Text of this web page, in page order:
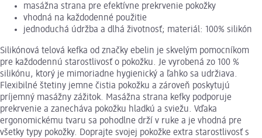
masážna strana pre efektívne prekrvenie pokožky
vhodná na každodenné použitie
jednoduchá údržba a dlhá životnosť; materiál: 100% silikón
Silikónová telová kefka od značky ebelin je skvelým pomocníkom
pre každodennú starostlivosť o pokožku. Je vyrobená zo 100 %
silikónu, ktorý je mimoriadne hygienický a ľahko sa udržiava.
Flexibilné štetiny jemne čistia pokožku a zároveň poskytujú
príjemný masážny zážitok. Masážna strana kefky podporuje
prekrvenie a zanecháva pokožku hladkú a sviežu. Vďaka
ergonomickému tvaru sa pohodlne drží v ruke a je vhodná pre
všetky typy pokožky. Doprajte svojej pokožke extra starostlivosť s